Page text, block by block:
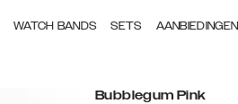
WATCH BANDS SETS AANBIEDINGEN
Bubblegum Pink